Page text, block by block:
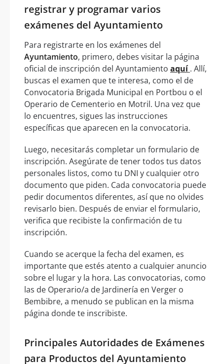
registrar y programar varios
exámenes del Ayuntamiento
Para registrarte en los exámenes del
Ayuntamiento, primero, debes visitar la página
oficial de inscripción del Ayuntamiento aquí. Allí,
buscas el examen que te interesa, como el de
Convocatoria Brigada Municipal en Portbou o el
Operario de Cementerio en Motril. Una vez que
lo encuentres, sigues las instrucciones
específicas que aparecen en la convocatoria.
Luego, necesitarás completar un formulario de
inscripción. Asegúrate de tener todos tus datos
personales listos, como tu DNI y cualquier otro
documento que piden. Cada convocatoria puede
pedir documentos diferentes, así que no olvides
revisarlo bien. Después de enviar el formulario,
verifica que recibiste la confirmación de tu
inscripción.
Cuando se acerque la fecha del examen, es
importante que estés atento a cualquier anuncio
sobre el lugar y la hora. Las convocatorias, como
las de Operario/a de Jardinería en Verger o
Bembibre, a menudo se publican en la misma
página donde te inscribiste.
Principales Autoridades de Exámenes
para Productos del Ayuntamiento